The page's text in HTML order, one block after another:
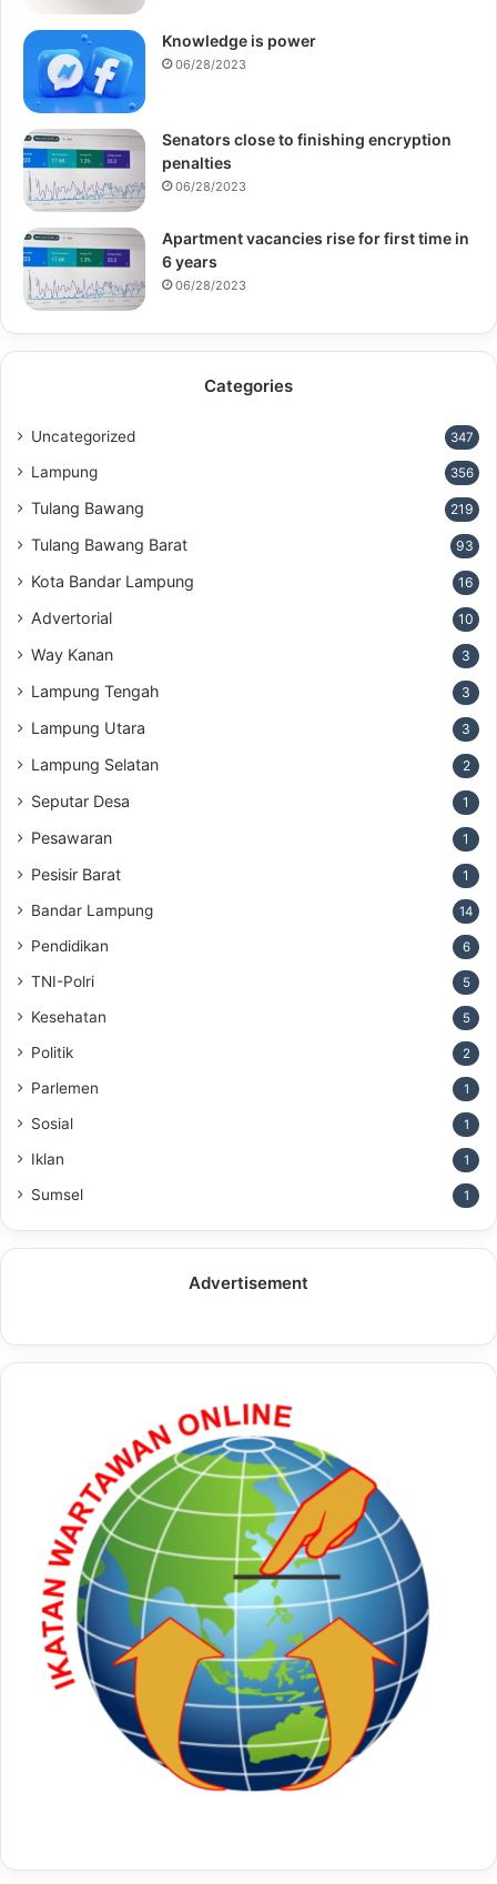
Knowledge is power
06/28/2023
Senators close to finishing encryption
penalties
06/28/2023
Apartment vacancies rise for first time in
6 years
06/28/2023
Categories
Uncategorized 347
Lampung 356
Tulang Bawang 219
Tulang Bawang Barat 93
Kota Bandar Lampung 16
Advertorial 10
Way Kanan 3
Lampung Tengah 3
Lampung Utara 3
Lampung Selatan 2
Seputar Desa 1
Pesawaran 1
Pesisir Barat 1
Bandar Lampung 14
Pendidikan 6
TNI-Polri 5
Kesehatan 5
Politik 2
Parlemen 1
Sosial 1
Iklan 1
Sumsel 1
Advertisement